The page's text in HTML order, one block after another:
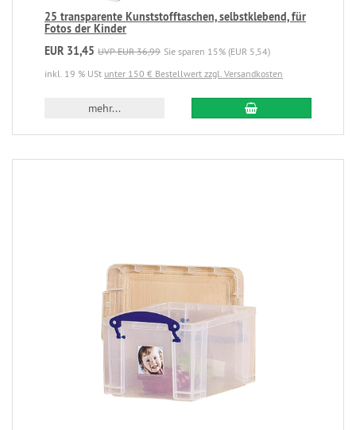
25 transparente Kunststofftaschen, selbstklebend, für
Fotos der Kinder
EUR 31,45 UVP EUR 36,99 Sie sparen 15% (EUR 5,54)
inkl. 19 % USt unter 150 € Bestellwert zzgl. Versandkosten
mehr...